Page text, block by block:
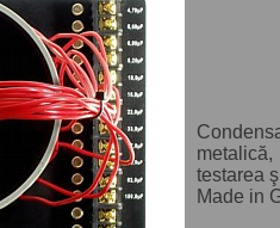
testarea
Made in